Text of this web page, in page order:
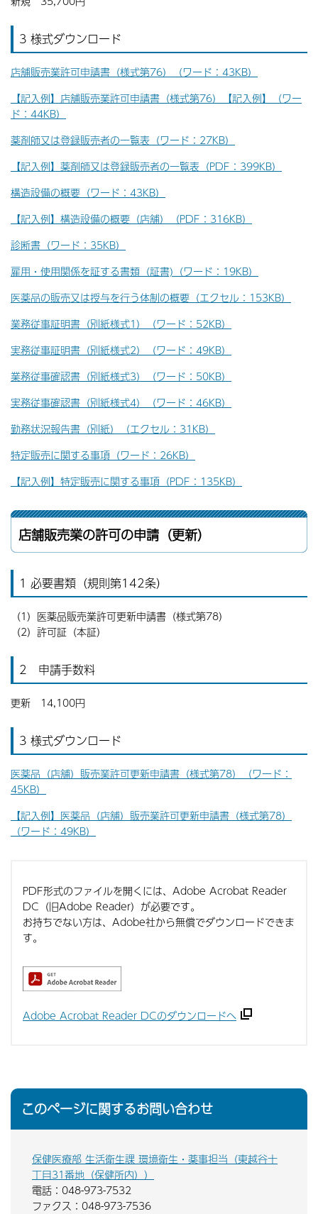
3 様式ダウンロード
店舗販売業許可申請書（様式第76）（ワード：43KB）
【記入例】店舗販売業許可申請書（様式第76）【記入例】（ワー
ド：44KB）
薬剤師又は登録販売者の一覧表（ワード：27KB）
【記入例】薬剤師又は登録販売者の一覧表（PDF：399KB）
構造設備の概要（ワード：43KB）
【記入例】 構造設備の概要（店舗）（PDF：316KB）
診断書（ワード：35KB）
雇用・使用関係を証する書類（証書)（ワード：19KB）
医薬品の販売又は授与を行う体制の概要（エクセル：153KB）
業務従事証明書（別紙様式1）（ワード：52KB）
実務従事証明書（別紙様式2）（ワード：49KB）
業務従事確認書（別紙様式3）（ワード：50KB）
実務従事確認書（別紙様式4）（ワード：46KB）
勤務状況報告書（別紙）（エクセル：31KB）
特定販売に関する事項（ワード：26KB）
【記入例】特定販売に関する事項（PDF：135KB）
店舗販売業の許可の申請（更新）
1 必要書類（規則第142条）
（1）医薬品販売業許可更新申請書（様式第78）
（2）許可証（本証）
2 申請手数料
更新 14,100円
3 様式ダウンロード
医薬品（店舗）販売業許可更新申請書（様式第78）（ワード：
45KB）
【記入例】医薬品（店舗）販売業許可更新申請書（様式第78）
（ワード：49KB）
PDF形式のファイルを開くには、Adobe Acrobat Reader
DC（旧Adobe Reader）が必要です。
お持ちでない方は、Adobe社から無償でダウンロードできま
す。
Adobe Acrobat Reader DCのダウンロードへ
このページに関するお問い合わせ
保健医療部 生活衛生課 環境衛生・薬事担当（東越谷十
丁目31番地（保健所内））
電話：048-973-7532
ファクス：048-973-7536